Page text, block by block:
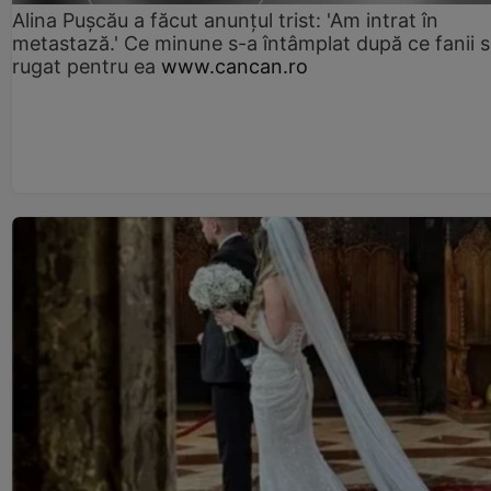
Alina Pușcău a făcut anunțul trist: 'Am intrat în
metastază.' Ce minune s-a întâmplat după ce fanii
rugat pentru ea www.cancan.ro